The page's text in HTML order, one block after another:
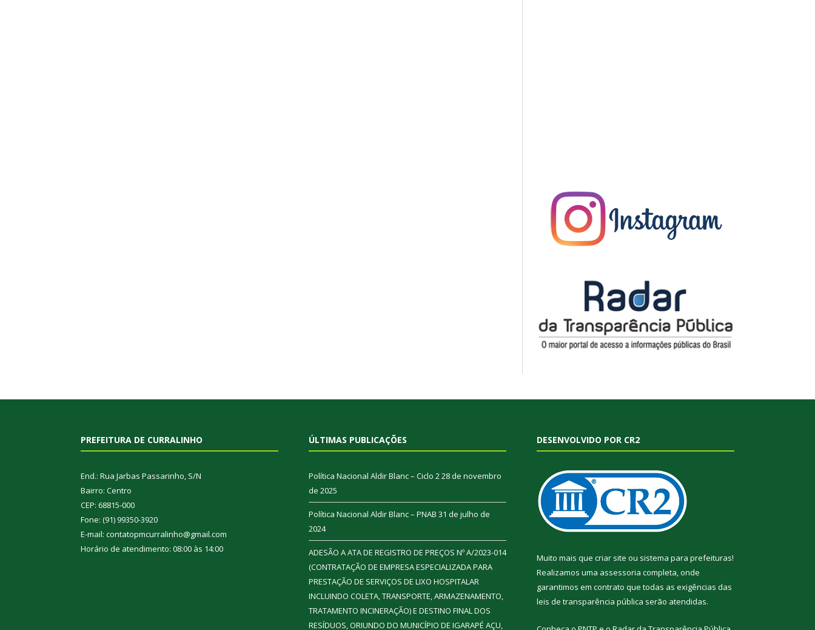
PREFEITURA DE CURRALINHO
End.: Rua Jarbas Passarinho, S/N
Bairro: Centro
CEP: 68815-000
Fone: (91) 99350-3920
E-mail: contatopmcurralinho@gmail.com
Horário de atendimento: 08:00 às 14:00
ÚLTIMAS PUBLICAÇÕES
Política Nacional Aldir Blanc – Ciclo 228 de novembro
de 2025
Política Nacional Aldir Blanc – PNAB 31 de julho de
2024
ADESÃO A ATA DE REGISTRO DE PREÇOS Nº A/2023-014
(CONTRATAÇÃO DE EMPRESA ESPECIALIZADA PARA
PRESTAÇÃO DE SERVIÇOS DE LIXO HOSPITALAR
INCLUINDO COLETA, TRANSPORTE, ARMAZENAMENTO,
TRATAMENTO INCINERAÇÃO) E DESTINO FINAL DOS
RESÍDUOS, ORIUNDO DO MUNICÍPIO DE IGARAPÉ AÇU,
DESENVOLVIDO POR CR2
Muito mais que criar site ou sistema para prefeituras!
Realizamos uma assessoria completa, onde
garantimos em contrato que todas as exigências das
leis de transparência pública serão atendidas.